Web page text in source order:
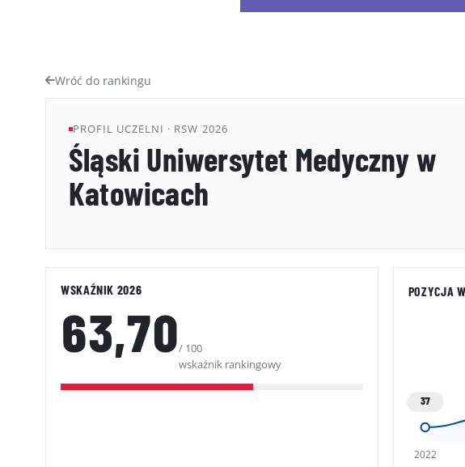
Wróć do rankingu
PROFIL UCZELNI · RSW 2026
Śląski Uniwersytet Medyczny w
Katowicach
WSKAŹNIK 2026
63,70/ 100
wskaźnik rankingowy
POZYCJA
2022
37